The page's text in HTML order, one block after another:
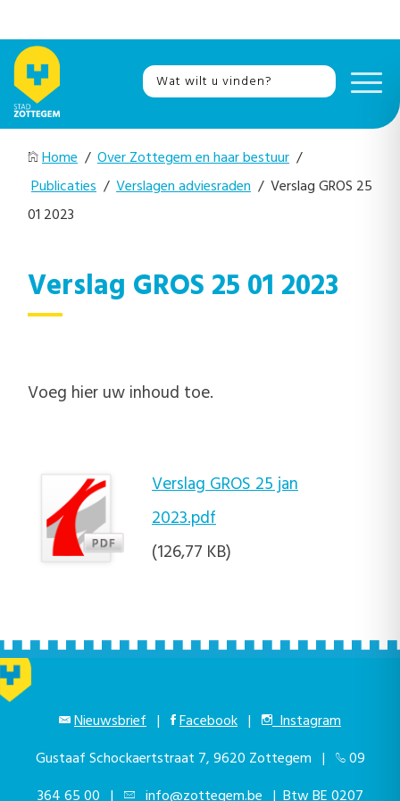
Home / Over Zottegem en haar bestuur /
Publicaties / Verslagen adviesraden / Verslag GROS 25
01 2023
Verslag GROS 25 01 2023
Voeg hier uw inhoud toe.
Verslag GROS 25 jan
2023.pdf
(126,77 KB)
Nieuwsbrief | Facebook |
Instagram
Gustaaf Schockaertstraat 7, 9620 Zottegem |
09